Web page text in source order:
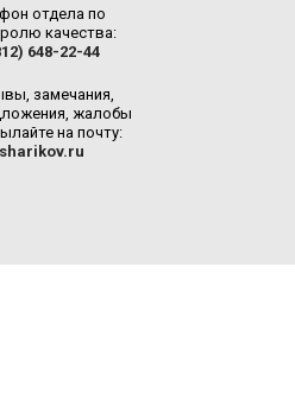
отдела по
качества:
648-22-44
замечания,
жалобы
на почту: